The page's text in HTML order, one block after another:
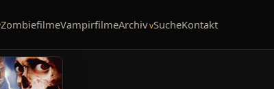
ZombiefilmeVampirfilmeArchiv SucheKontakt